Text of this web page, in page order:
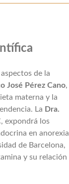
de la
José Pérez Cano,
materna y la
La Dra.
expondrá los
en anorexia
de Barcelona,
y su relación